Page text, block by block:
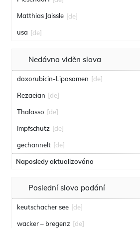
Matthias Jaissle [de]
usa [de]
Nedávno viděn slova
doxorubicin-Liposomen [de]
Rezaeian [de]
Thalasso [de]
Impfschutz [de]
gechannelt [de]
Naposledy aktualizováno
Poslední slovo podání
keutschacher see [de]
wacker – bregenz [de]